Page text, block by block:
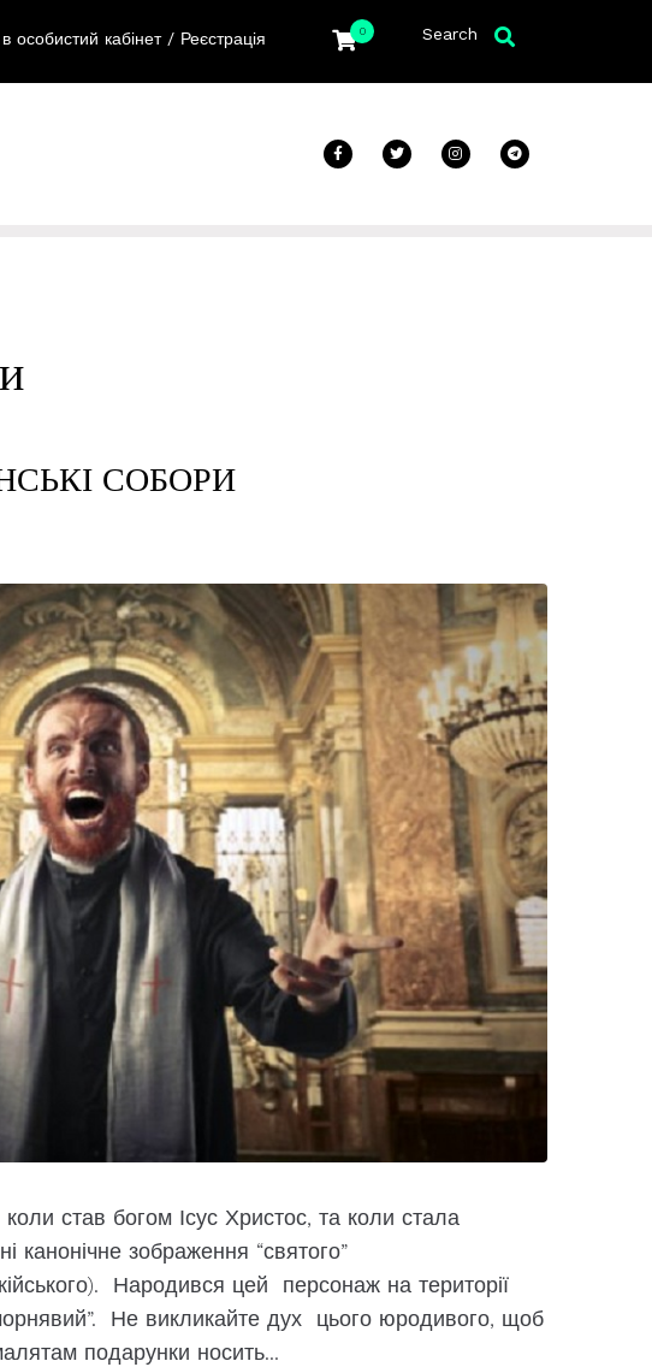
особистий кабінет / Реєстрація 0 Search
СОБОРИ
став богом Ісус Христос, та коли стала
канонічне зображення “святого”
Народився цей персонаж на території
Не викликайте дух цього юродивого, щоб
подарунки носить...